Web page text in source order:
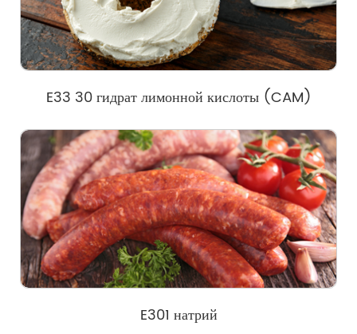
E33 30 гидрат лимонной кислоты (CAM)
E301 натрий